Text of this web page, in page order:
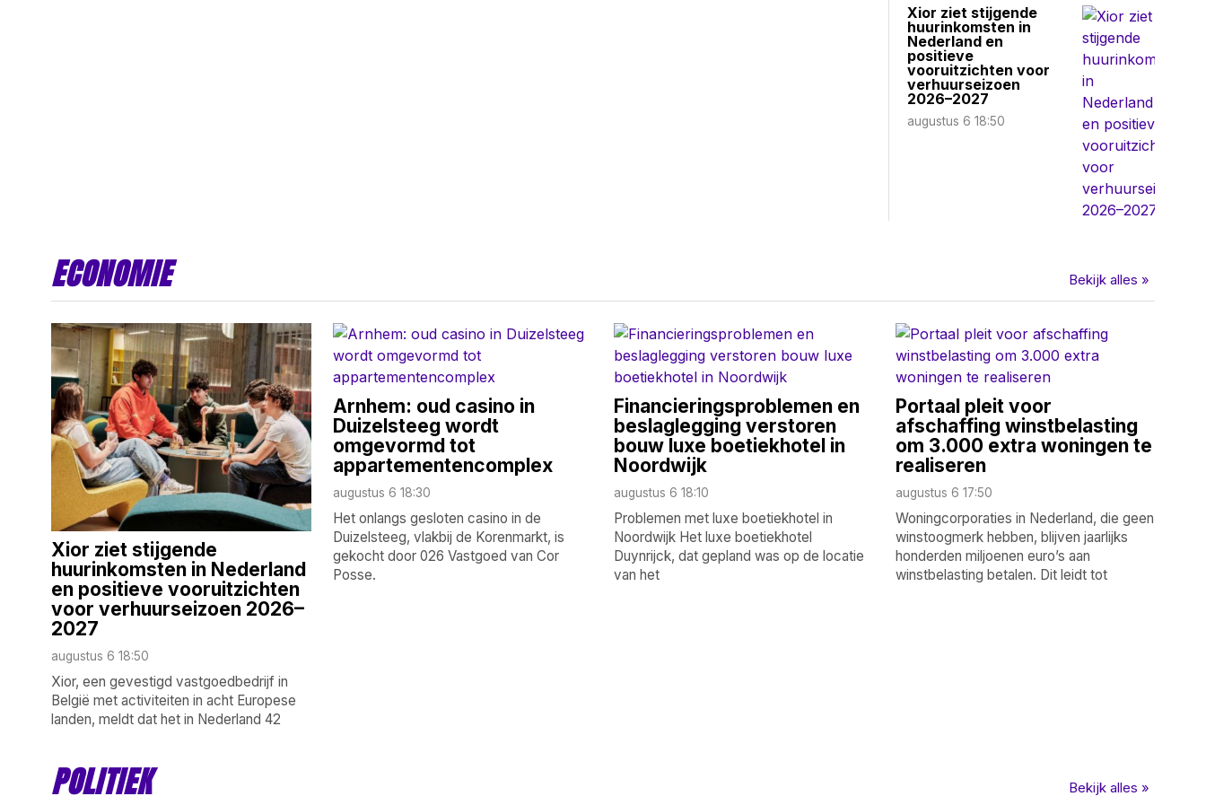
Xior ziet stijgende
huurinkomsten in
Nederland en
positieve
vooruitzichten voor
verhuurseizoen
2026–2027
augustus 6 18:50
ECONOMIE Bekijk alles »
Xior ziet stijgende
huurinkomsten in Nederland
en positieve vooruitzichten
voor verhuurseizoen 2026–
2027
augustus 6 18:50
Xior, een gevestigd vastgoedbedrijf in
België met activiteiten in acht Europese
landen, meldt dat het in Nederland 42
Arnhem: oud casino in
Duizelsteeg wordt
omgevormd tot
appartementencomplex
augustus 6 18:30
Het onlangs gesloten casino in de
Duizelsteeg, vlakbij de Korenmarkt, is
gekocht door 026 Vastgoed van Cor
Posse.
Financieringsproblemen en
beslaglegging verstoren
bouw luxe boetiekhotel in
Noordwijk
augustus 6 18:10
Problemen met luxe boetiekhotel in
Noordwijk Het luxe boetiekhotel
Duynrijck, dat gepland was op de locatie
van het
Portaal pleit voor
afschaffing winstbelasting
om 3.000 extra woningen te
realiseren
augustus 6 17:50
Woningcorporaties in Nederland, die geen
winstoogmerk hebben, blijven jaarlijks
honderden miljoenen euro’s aan
winstbelasting betalen. Dit leidt tot
POLITIEK Bekijk alles »